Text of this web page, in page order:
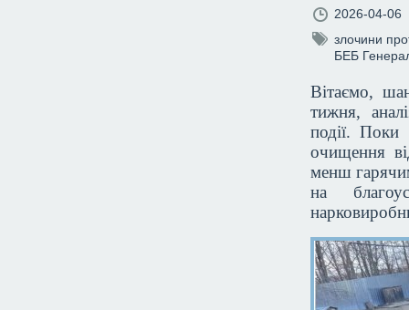
2026-04-06
злочини
БЕБ
Вітаємо,
тижня,
події. Поки
очищення
менш
на